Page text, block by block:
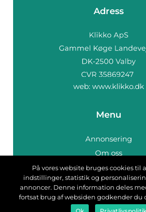
Adress
web: www.klikko.dk
Menu
Annonsering
Om oss
Cookies
Kontakta oss
Sitemap
På vores website bruges cookies til
indstillinger, statistik og
annoncer. Denne information deles
fortsat brug af websiden godkender du